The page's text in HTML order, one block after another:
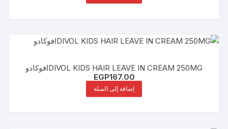
DIVOL KIDS HAIR LEAVE IN CREAM 250MGافوكادو
EGP167.00
إضافة إلى السلة